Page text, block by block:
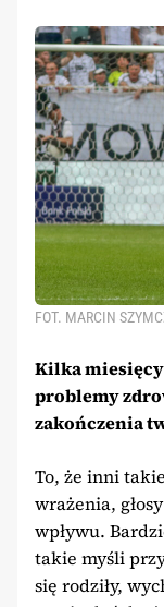
FOT. MARCIN
Kilka miesięcy
problemy
zakończenia
To, że inni
wrażenia,
wpływu.
takie myśli
się rodziły,